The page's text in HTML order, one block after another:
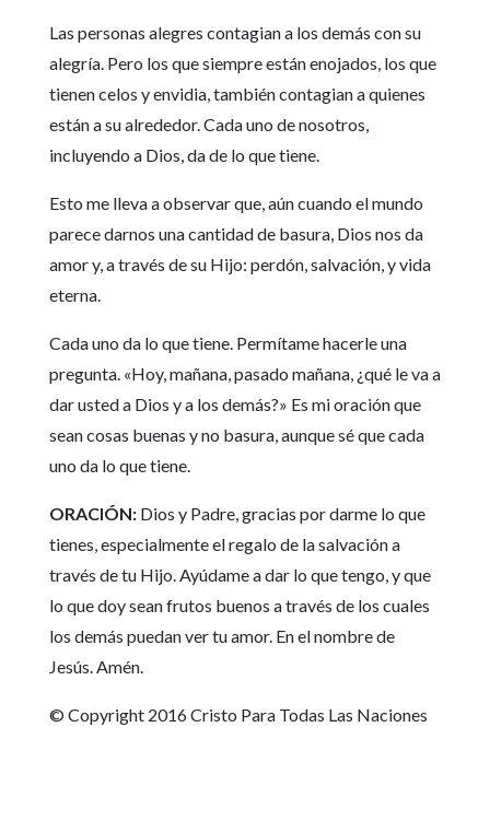
Las personas alegres contagian a los demás con su
alegría. Pero los que siempre están enojados, los que
tienen celos y envidia, también contagian a quienes
están a su alrededor. Cada uno de nosotros,
incluyendo a Dios, da de lo que tiene.
Esto me lleva a observar que, aún cuando el mundo
parece darnos una cantidad de basura, Dios nos da
amor y, a través de su Hijo: perdón, salvación, y vida
eterna.
Cada uno da lo que tiene. Permítame hacerle una
pregunta. «Hoy, mañana, pasado mañana, ¿qué le va a
dar usted a Dios y a los demás?» Es mi oración que
sean cosas buenas y no basura, aunque sé que cada
uno da lo que tiene.
ORACIÓN:Dios y Padre, gracias por darme lo que
tienes, especialmente el regalo de la salvación a
través de tu Hijo. Ayúdame a dar lo que tengo, y que
lo que doy sean frutos buenos a través de los cuales
los demás puedan ver tu amor. En el nombre de
Jesús. Amén.
© Copyright 2016 Cristo Para Todas Las Naciones